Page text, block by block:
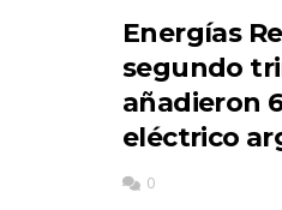
Energías
segundo
añadieron
eléctrico
0